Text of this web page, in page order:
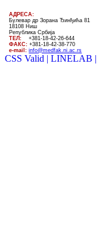
AДРЕСА:
Булевар др Зорана Ђинђића 81
18108 Ниш
Република Србија
ТЕЛ: +381-18-42-26-644
ФАКС: +381-18-42-38-770
e-mail: info@medfak.ni.ac.rs
CSS Valid | LINELAB |